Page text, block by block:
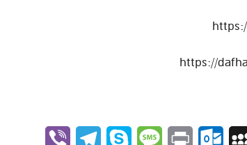
MySpace
Outlook.com
Print
Message
Skype
Telegram